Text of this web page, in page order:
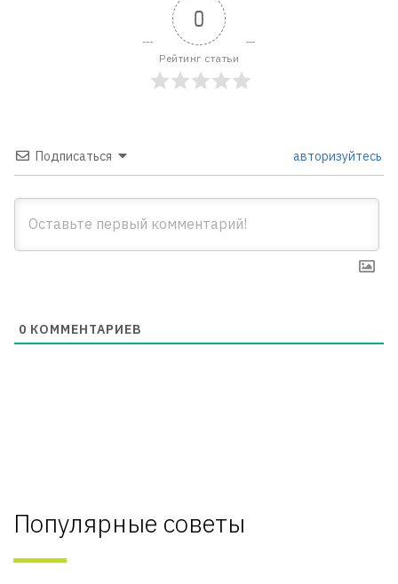
0
Рейтинг статьи
Подписаться авторизуйтесь
0 КОММЕНТАРИЕВ
Популярные советы